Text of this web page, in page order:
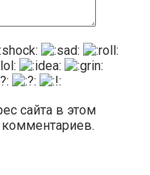
сайта в этом